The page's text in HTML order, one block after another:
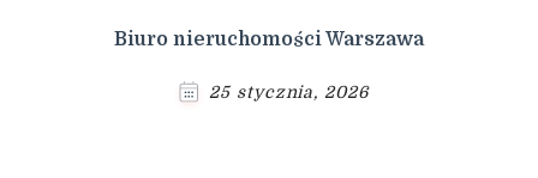
Biuro nieruchomości Warszawa
25 stycznia, 2026